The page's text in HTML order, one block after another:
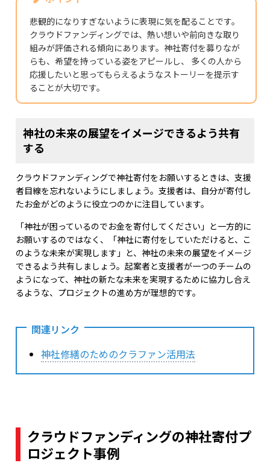
悲観的になりすぎないように表現に気を配ることです。
クラウドファンディングでは、熱い想いや前向きな取り
組みが評価される傾向にあります。神社寄付を募りなが
らも、希望を持っている姿をアピールし、 多くの人から
応援したいと思ってもらえるようなストーリーを提示す
ることが大切です。
神社の未来の展望をイメージできるよう共有
する
クラウドファンディングで神社寄付をお願いするときは、支援
者目線を忘れないようにしましょう。支援者は、自分が寄付し
たお金がどのように役立つのかに注目しています。
「神社が困っているのでお金を寄付してください」と一方的に
お願いするのではなく、「神社に寄付をしていただけると、こ
のような未来が実現します」と、神社の未来の展望をイメージ
できるよう共有しましょう。起案者と支援者が一つのチームの
ようになって、神社の新たな未来を実現するために協力し合え
るような、プロジェクトの進め方が理想的です。
関連リンク
神社修繕のためのクラファン活用法
クラウドファンディングの神社寄付プ
ロジェクト事例